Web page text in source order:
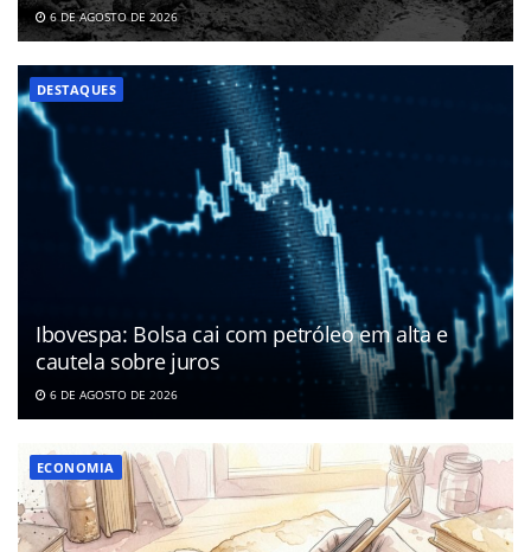
6 DE AGOSTO DE 2026
DESTAQUES
Ibovespa: Bolsa cai com petróleo em alta e
cautela sobre juros
6 DE AGOSTO DE 2026
ECONOMIA